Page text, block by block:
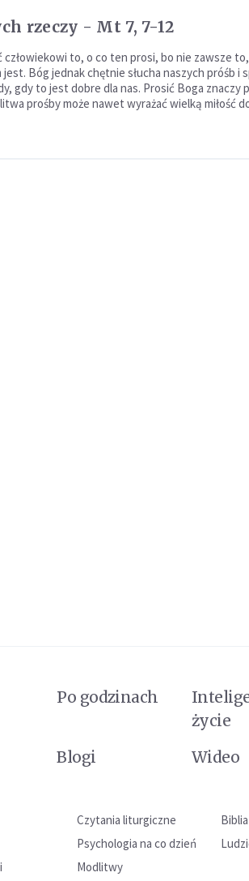
rzeczy - Mt 7, 7-12
człowiekowi to, o co ten prosi, bo nie zawsze
Bóg jednak chętnie słucha naszych próśb i
gdy to jest dobre dla nas. Prosić Boga znaczy
prośby może nawet wyrażać wielką miłość
Po godzinach
życie
Blogi Wideo
Czytania liturgiczne
Biblia
Psychologia na co dzień
Modlitwy